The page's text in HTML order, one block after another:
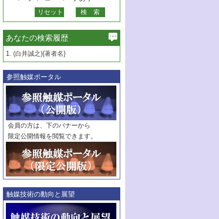
あなたの検索履歴
1. (白井誠之){著者名}
参照触媒ポータル
会員の方は、下のバナーから
限定公開情報を閲覧できます。
触媒技術の動向と展望